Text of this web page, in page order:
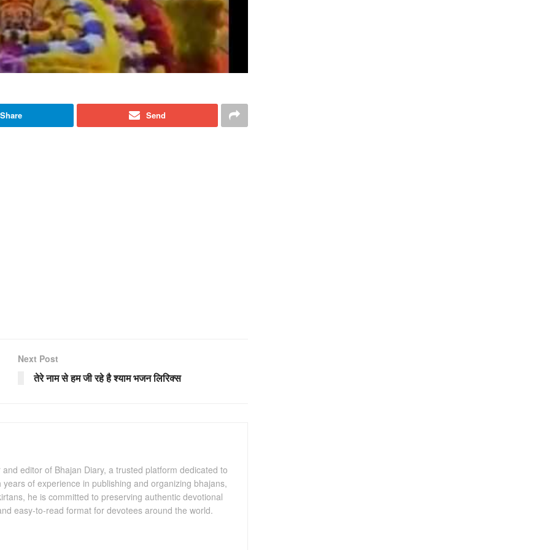
Share Send
Next Post
तेरे नाम से हम जी रहे है श्याम भजन लिरिक्स
editor of Bhajan Diary, a trusted platform dedicated to
of experience in publishing and organizing bhajans,
he is committed to preserving authentic devotional
easy-to-read format for devotees around the world.